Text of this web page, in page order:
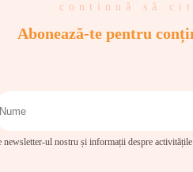
continuă să
Abonează-te pentru
ul nostru și informații despre